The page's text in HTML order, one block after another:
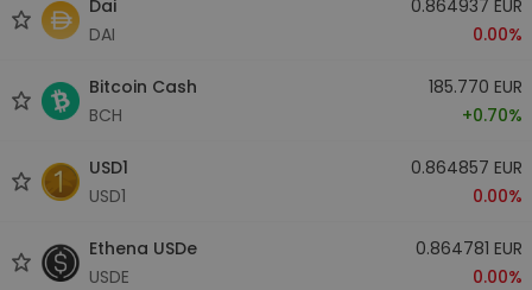
Dai
DAI
0.864937 EUR
0.00%
Bitcoin Cash
BCH
185.770 EUR
+0.70%
USD1
USD1
0.864857 EUR
0.00%
Ethena USDe
USDE
0.864781 EUR
0.00%